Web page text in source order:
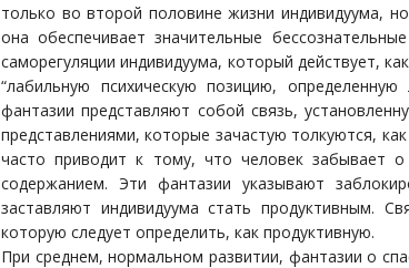
только во второй половине жизни индивидуума,
она обеспечивает значительные
саморегуляции индивидуума, который действует,
“лабильную психическую позицию,
фантазии представляют собой связь,
представлениями, которые зачастую толкуются,
часто приводит к тому, что человек забывает о
содержанием. Эти фантазии указывают
заставляют индивидуума стать продуктивным.
которую следует определить, как продуктивную.
При среднем, нормальном развитии, фантазии о